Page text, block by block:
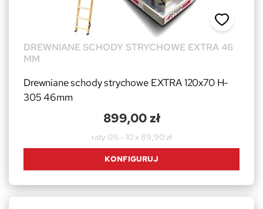
DREWNIANE SCHODY STRYCHOWE EXTRA 46
MM
Drewniane schody strychowe EXTRA 120x70 H-
305 46mm
899,00 zł
raty 0% - 10 x 89,90 zł
KONFIGURUJ